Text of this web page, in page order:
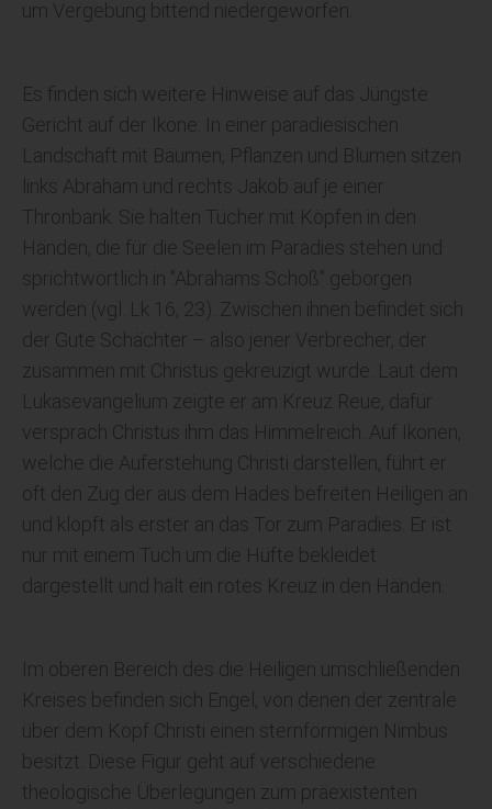
um Vergebung bittend niedergeworfen.
Es finden sich weitere Hinweise auf das Jüngste
Gericht auf der Ikone: In einer paradiesischen
Landschaft mit Bäumen, Pflanzen und Blumen sitzen
links Abraham und rechts Jakob auf je einer
Thronbank. Sie halten Tücher mit Köpfen in den
Händen, die für die Seelen im Paradies stehen und
sprichtwörtlich in "Abrahams Schoß" geborgen
werden (vgl. Lk 16, 23). Zwischen ihnen befindet sich
der Gute Schächter – also jener Verbrecher, der
zusammen mit Christus gekreuzigt wurde. Laut dem
Lukasevangelium zeigte er am Kreuz Reue, dafür
versprach Christus ihm das Himmelreich. Auf Ikonen,
welche die Auferstehung Christi darstellen, führt er
oft den Zug der aus dem Hades befreiten Heiligen an
und klopft als erster an das Tor zum Paradies. Er ist
nur mit einem Tuch um die Hüfte bekleidet
dargestellt und hält ein rotes Kreuz in den Händen.
Im oberen Bereich des die Heiligen umschließenden
Kreises befinden sich Engel, von denen der zentrale
über dem Kopf Christi einen sternförmigen Nimbus
besitzt. Diese Figur geht auf verschiedene
theologische Überlegungen zum präexistenten